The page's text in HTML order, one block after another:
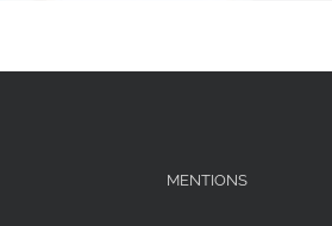
MENTIONS